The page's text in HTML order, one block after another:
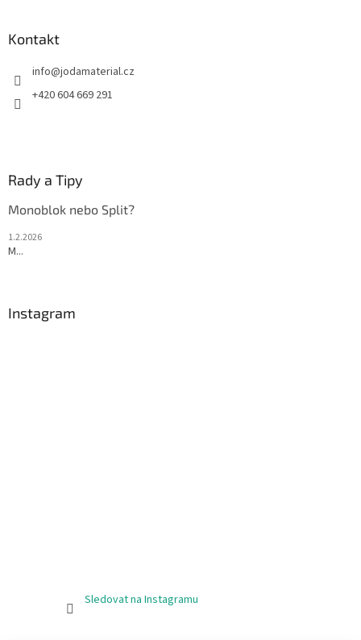
Kontakt
info@jodamaterial.cz
+420 604 669 291
Rady a Tipy
Monoblok nebo Split?
1.2.2026
M...
Instagram
Sledovat na Instagramu